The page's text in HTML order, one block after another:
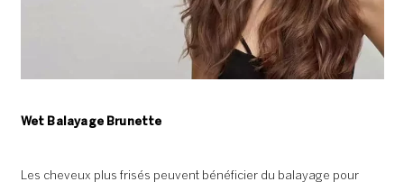
Wet Balayage Brunette
Les cheveux plus frisés peuvent bénéficier du balayage pour